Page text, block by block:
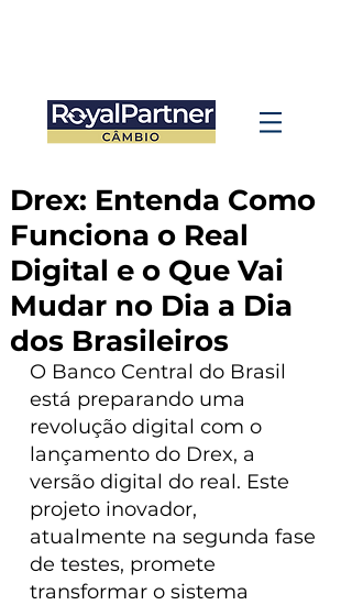
Drex: Entenda Como
Funciona o Real
Digital e o Que Vai
Mudar no Dia a Dia
dos Brasileiros
O Banco Central do Brasil
está preparando uma
revolução digital com o
lançamento do Drex, a
versão digital do real. Este
projeto inovador,
atualmente na segunda fase
de testes, promete
transformar o sistema